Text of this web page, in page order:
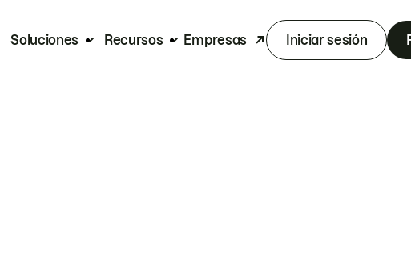
Soluciones Recursos Empresas Iniciar sesión